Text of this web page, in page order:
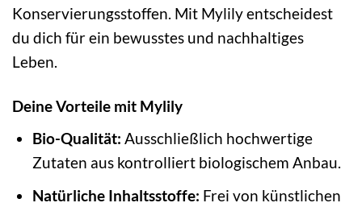
Konservierungsstoffen. Mit Mylily entscheidest
du dich für ein bewusstes und nachhaltiges
Leben.
Deine Vorteile mit Mylily
Bio-Qualität: Ausschließlich hochwertige
Zutaten aus kontrolliert biologischem Anbau.
Natürliche Inhaltsstoffe: Frei von künstlichen